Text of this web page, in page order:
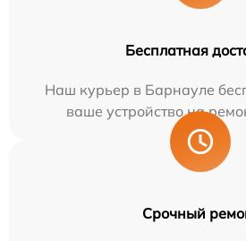
Бесплатная
Наш курьер в Барнауле
ваше устройство на
Срочный